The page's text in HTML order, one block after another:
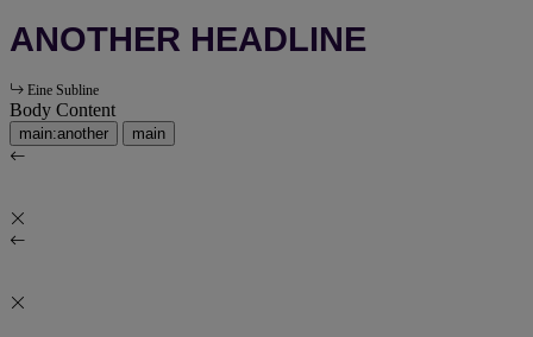
ANOTHER HEADLINE
Eine Subline
Body Content
main:another main